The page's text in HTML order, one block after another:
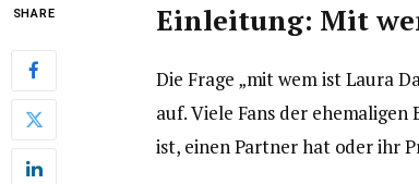
SHARE Einleitung: Mit
Die Frage „mit wem ist Laura
auf. Viele Fans der
ist, einen Partner hat oder ihr